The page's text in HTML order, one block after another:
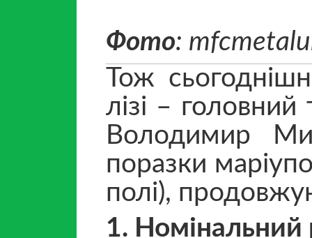
Фото:
Тож
лізі –
Володимир
поразки
полі),
1. Номінальний